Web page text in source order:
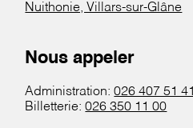
Nuithonie, Villars-sur-Glâne
Nous appeler
Administration:026 407 51 41
Billetterie:026 350 11 00